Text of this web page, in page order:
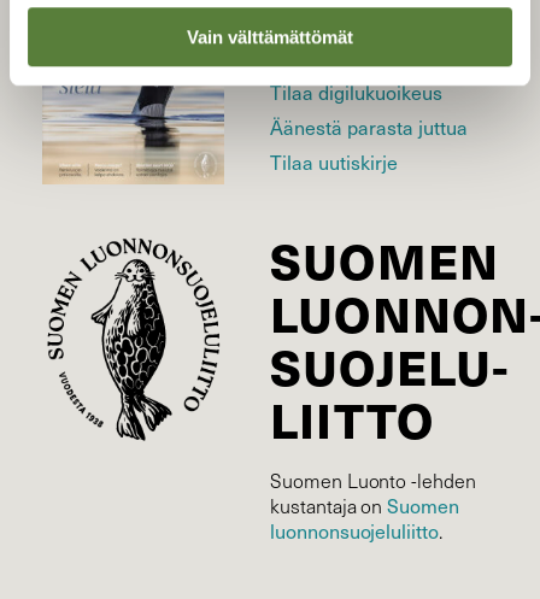
Vain välttämättömät
Tilaa digilukuoikeus
Äänestä parasta juttua
Tilaa uutiskirje
SUOMEN
SUOJELU­
LIITTO
Suomen Luonto -lehden
kustantaja onSuomen
luonnonsuojelu­liitto.